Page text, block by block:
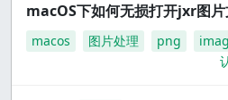
macOS下如何无损打开jxr图片
macos 图片处理 png